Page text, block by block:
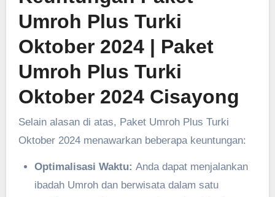
Umroh Plus Turki
Oktober 2024| Paket
Umroh Plus Turki
Oktober 2024 Cisayong
Selain alasan di atas, Paket Umroh Plus Turki
Oktober 2024 menawarkan beberapa keuntungan:
Optimalisasi Waktu: Anda dapat menjalankan
ibadah Umroh dan berwisata dalam satu